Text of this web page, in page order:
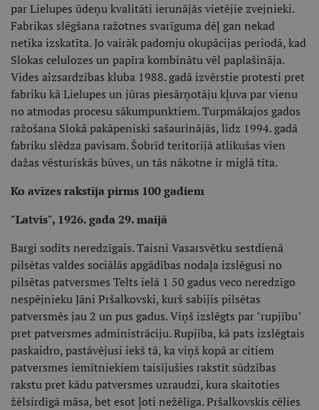
par Lielupes ūdeņu kvalitāti ierunājās vietējie zvejnieki.
Fabrikas slēgšana ražotnes svarīguma dēļ gan nekad
netika izskatīta. Jo vairāk padomju okupācijas periodā, kad
Slokas celulozes un papīra kombinātu vēl paplašināja.
Vides aizsardzības kluba 1988. gadā izvērstie protesti pret
fabriku kā Lielupes un jūras piesārņotāju kļuva par vienu
no atmodas procesu sākumpunktiem. Turpmākajos gados
ražošana Slokā pakāpeniski sašaurinājās, līdz 1994. gadā
fabriku slēdza pavisam. Šobrīd teritorijā atlikušas vien
dažas vēsturiskās būves, un tās nākotne ir miglā tīta.
Ko avīzes rakstīja pirms 100 gadiem
"Latvis", 1926. gada 29. maijā
Bargi sodīts neredzīgais. Taisni Vasarsvētku sestdienā
pilsētas valdes sociālās apgādības nodaļa izslēgusi no
pilsētas patversmes Telts ielā 1 50 gadus veco neredzīgo
nespējnieku Jāni Pršalkovski, kurš sabijis pilsētas
patversmēs jau 2 un pus gadus. Viņš izslēgts par "rupjību"
pret patversmes administrāciju. Rupjība, kā pats izslēgtais
paskaidro, pastāvējusi iekš tā, ka viņš kopā ar citiem
patversmes iemītniekiem taisījušies rakstīt sūdzības
rakstu pret kādu patversmes uzraudzi, kura skaitoties
žēlsirdīgā māsa, bet esot ļoti nežēlīga. Pršalkovskis cēlies